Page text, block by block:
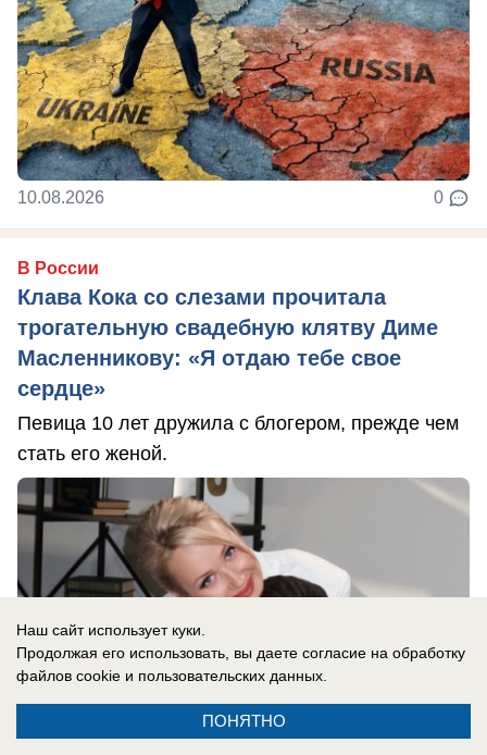
10.08.2026 0
В России
Клава Кока со слезами прочитала
трогательную свадебную клятву Диме
Масленникову: «Я отдаю тебе свое
сердце»
Певица 10 лет дружила с блогером, прежде чем
стать его женой.
Наш сайт использует куки.
Продолжая его использовать, вы даете согласие на обработку
файлов cookie и пользовательских данных.
ПОНЯТНО